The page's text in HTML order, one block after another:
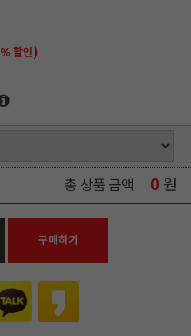
% 할인)
총 상품 금액 0 원
구매하기